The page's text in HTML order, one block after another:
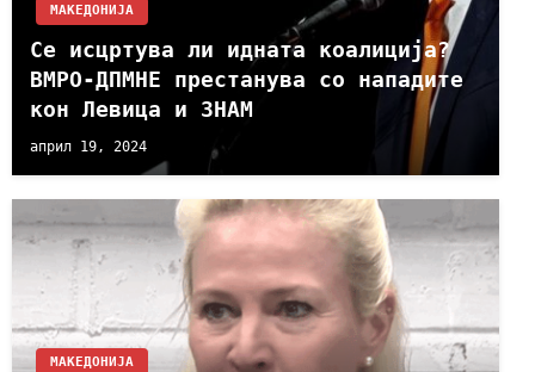
МАКЕДОНИЈА
Се исцртува ли идната коалиција?
ВМРО-ДПМНЕ престанува со нападите
кон Левица и ЗНАМ
април 19, 2024
МАКЕДОНИЈА